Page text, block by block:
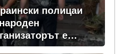
полицаи
е